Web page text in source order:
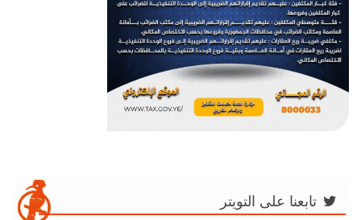
تابعنا على التويتر